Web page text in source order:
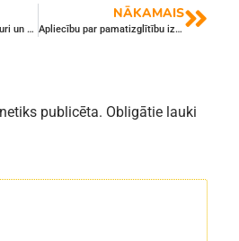
Atklājot Daugavpils vēsturi un skaistumu
NĀKAMAIS
Apliecību par pamatizglītību izsniegšanas ceremonija
publicēta. Obligātie lauki